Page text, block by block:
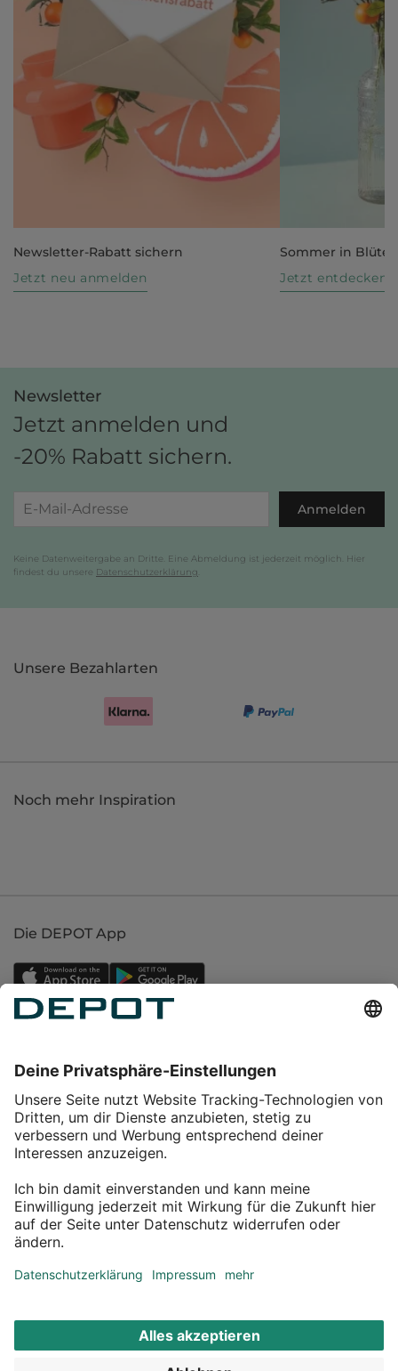
Newsletter-Rabatt sichern
Jetzt neu anmelden
Sommer in Blüte
Jetzt entdecken
Newsletter
Jetzt anmelden und
-20% Rabatt sichern.
Anmelden
Keine Datenweitergabe an Dritte. Eine Abmeldung ist jederzeit möglich. Hier
findest du unsere Datenschutzerklärung
Unsere Bezahlarten
Noch mehr Inspiration
Die DEPOT App
Service
Über DEPOT
Kontakt
Aktionsbedingungen